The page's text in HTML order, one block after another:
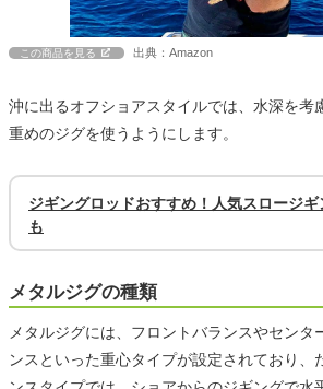
この商品を見る 出典：Amazon
沖に出るオフショアスタイルでは、水深を考
重めのジグを使うようにします。
ジギングロッドおすすめ！人気スロージ
も
メタルジグの種類
メタルジグには、フロントバランスやセンタ
ンスといった重心タイプが設定されており、